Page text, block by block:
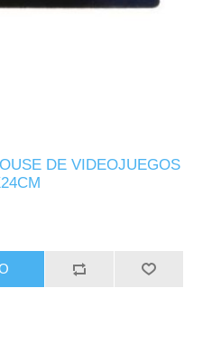
DE VIDEOJUEGOS